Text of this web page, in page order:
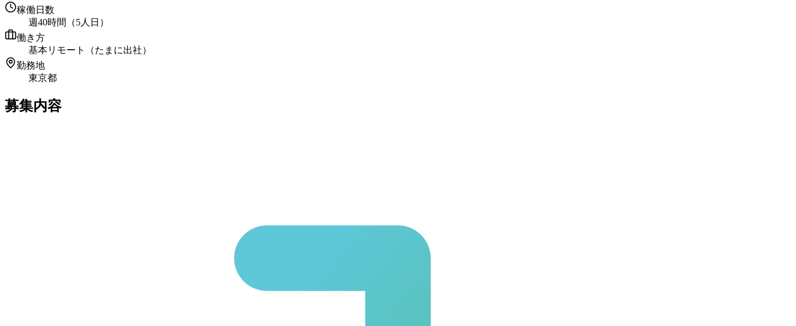
稼働日数
週40時間（5人日）
働き方
基本リモート（たまに出社）
勤務地
東京都
募集内容